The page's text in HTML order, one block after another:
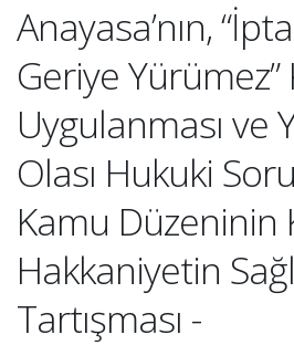
Anayasa’nın,
Geriye Yürümez”
Uygulanması ve
Olası Hukuki
Kamu Düzeninin
Hakkaniyetin
Tartışması -